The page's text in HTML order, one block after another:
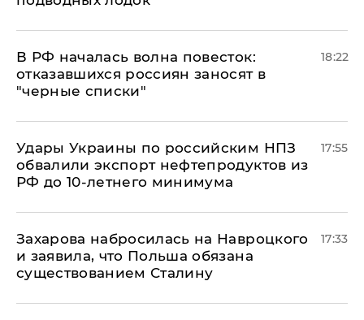
​В РФ началась волна повесток:
отказавшихся россиян заносят в
"черные списки"
18:22
Удары Украины по российским НПЗ
обвалили экспорт нефтепродуктов из
РФ до 10-летнего минимума
17:55
​Захарова набросилась на Навроцкого
и заявила, что Польша обязана
существованием Сталину
17:33